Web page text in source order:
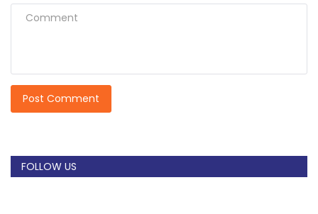
Post Comment
FOLLOW US